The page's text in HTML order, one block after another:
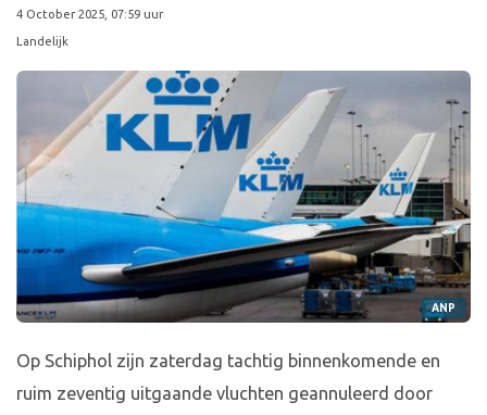
4 October 2025, 07:59 uur
Landelijk
ANP
Op Schiphol zijn zaterdag tachtig binnenkomende en
ruim zeventig uitgaande vluchten geannuleerd door